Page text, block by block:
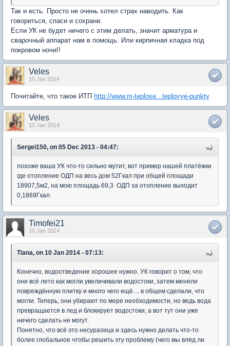
Так и есть. Просто не очень хотел страх наводить. Как
говориться, спаси и сохрани.
Если УК не будет ничего с этим делать, значит арматура и
сварочный аппарат нам в помощь. Или кирпичная кладка под
покровом ночи!!
Veles
10 Jan 2014
Почитайте, что такое ИТП http://www.m-teplose...teplovye-punkty
Veles
10 Jan 2014
Sergei150, on 05 Dec 2013 - 04:47:
похоже ваша УК что-то сильно мутит, вот пример нашей платёжки
где отопление ОДП на весь дом 52Гкал при общей площади
18907,5м2, на мою площадь 69,3 ОДП за отопление выходит
0,1869Гкал
Timofei21
10 Jan 2014
Tiana, on 10 Jan 2014 - 07:13:
Конечно, водоотведение хорошее нужно. УК говорит о том, что
они всё лето как могли увеличивали водостоки, затем меняли
повреждённую плитку и много чего ещё.... в общем сделали, что
могли. Теперь, они убирают по мере необходимости, но ведь вода
превращается в лед и блокирует водостоки, а вот тут они уже
ничего сделать не могут.
Понятно, что всё это несуразица и здесь нужно делать что-то
более глобальное чтобы решить эту проблему (чего мы вляд ли